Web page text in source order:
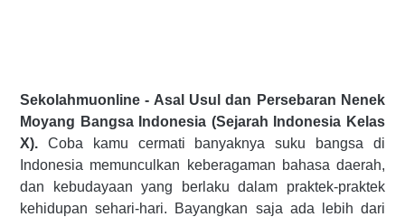
Sekolahmuonline - Asal Usul dan Persebaran Nenek
Moyang Bangsa Indonesia (Sejarah Indonesia Kelas
X).
Coba kamu cermati banyaknya suku bangsa di
Indonesia memunculkan keberagaman bahasa daerah,
dan kebudayaan yang berlaku dalam praktek-praktek
kehidupan sehari-hari. Bayangkan saja ada lebih dari